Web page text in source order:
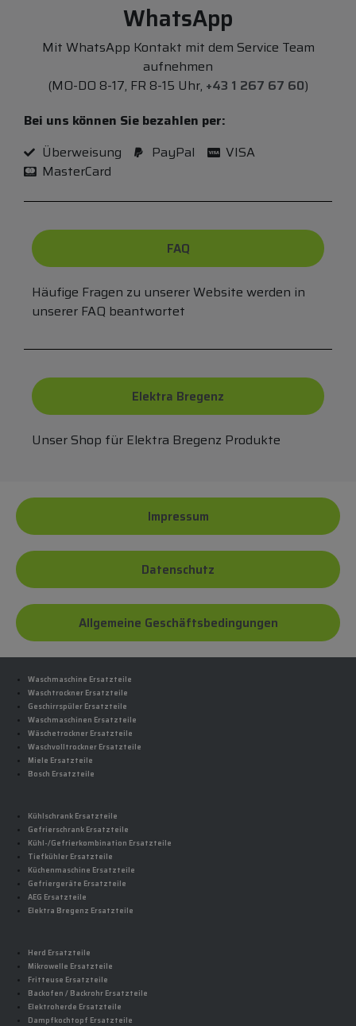
WhatsApp
Mit WhatsApp Kontakt mit dem Service Team
aufnehmen
(MO-DO 8-17, FR 8-15 Uhr, +43 1 267 67 60)
Bei uns können Sie bezahlen per:
Überweisung
PayPal
VISA
MasterCard
FAQ
Häufige Fragen zu unserer Website werden in
unserer FAQ beantwortet
Elektra Bregenz
Unser Shop für Elektra Bregenz Produkte
Impressum
Datenschutz
Allgemeine Geschäftsbedingungen
Waschmaschine Ersatzteile
Waschtrockner Ersatzteile
Geschirrspüler Ersatzteile
Waschmaschinen Ersatzteile
Wäschetrockner Ersatzteile
Waschvolltrockner Ersatzteile
Miele Ersatzteile
Bosch Ersatzteile
Kühlschrank Ersatzteile
Gefrierschrank Ersatzteile
Kühl-/Gefrierkombination Ersatzteile
Tiefkühler Ersatzteile
Küchenmaschine Ersatzteile
Gefriergeräte Ersatzteile
AEG Ersatzteile
Elektra Bregenz Ersatzteile
Herd Ersatzteile
Mikrowelle Ersatzteile
Fritteuse Ersatzteile
Backofen / Backrohr Ersatzteile
Elektroherde Ersatzteile
Dampfkochtopf Ersatzteile